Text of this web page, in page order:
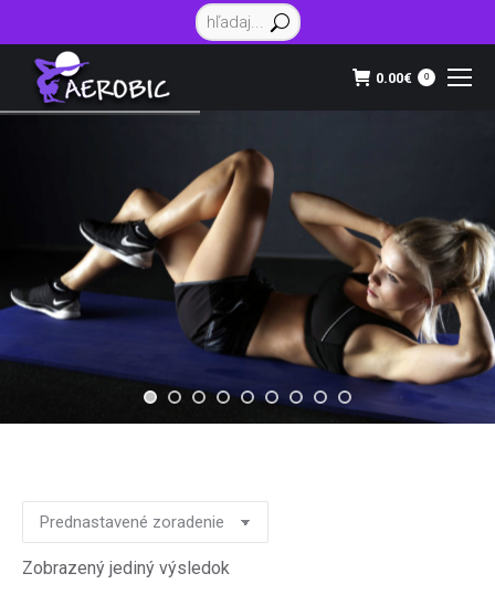
Vyhľadávanie:
0.00€ 0
Zobrazený jediný výsledok